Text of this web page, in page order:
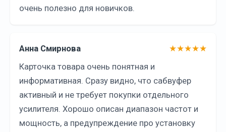
очень полезно для новичков.
Анна Смирнова
★★★★★
Карточка товара очень понятная и
информативная. Сразу видно, что сабвуфер
активный и не требует покупки отдельного
усилителя. Хорошо описан диапазон частот и
мощность, а предупреждение про установку